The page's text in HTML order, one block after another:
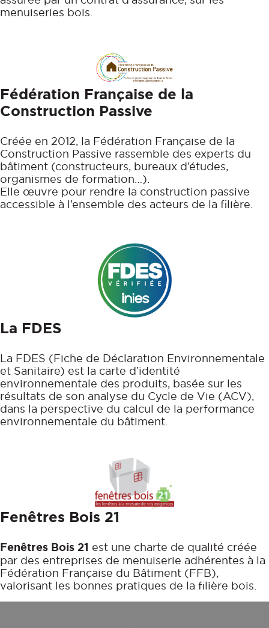
menuiseries bois.
Fédération Française de la
Construction Passive
Créée en 2012, la Fédération Française de la
Construction Passive rassemble des experts du
bâtiment (constructeurs, bureaux d’études,
organismes de formation…).
Elle œuvre pour rendre la construction passive
accessible à l’ensemble des acteurs de la filière.
La FDES
La FDES (Fiche de Déclaration Environnementale
et Sanitaire) est la carte d’identité
environnementale des produits, basée sur les
résultats de son analyse du Cycle de Vie (ACV),
dans la perspective du calcul de la performance
environnementale du bâtiment.
Fenêtres Bois 21
Fenêtres Bois 21 est une charte de qualité créée
par des entreprises de menuiserie adhérentes à la
Fédération Française du Bâtiment (FFB),
valorisant les bonnes pratiques de la filière bois.